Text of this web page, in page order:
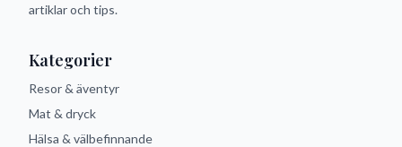
artiklar och tips.
Kategorier
Resor & äventyr
Mat & dryck
Hälsa & välbefinnande